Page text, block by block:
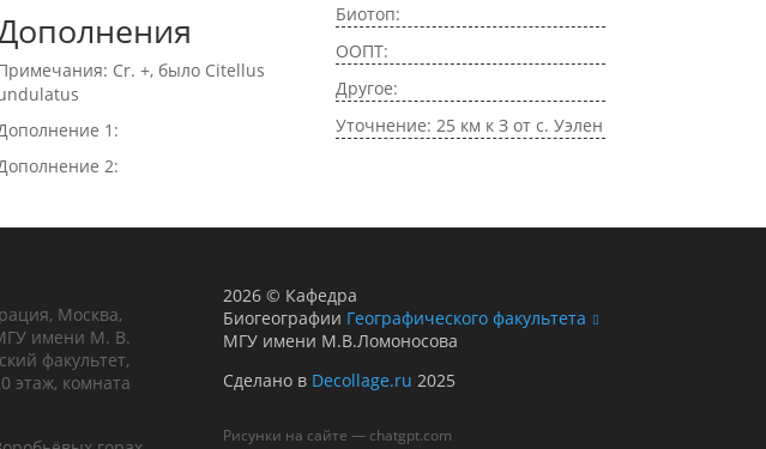
Cr. +, было Citellus
1:
2:
Биотоп:
ООПТ:
Другое:
Уточнение: 25 км к З от с. Уэлен
Москва,
имени М. В.
факультет,
этаж, комната
2026 © Кафедра
Биогеографии Географического факультета
МГУ имени М.В.Ломоносова
Сделано в Decollage.ru 2025
Рисунки на сайте — chatgpt.com